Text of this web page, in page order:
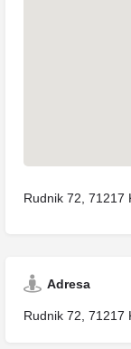
Rudnik 72, 71217
Adresa
Rudnik 72, 71217